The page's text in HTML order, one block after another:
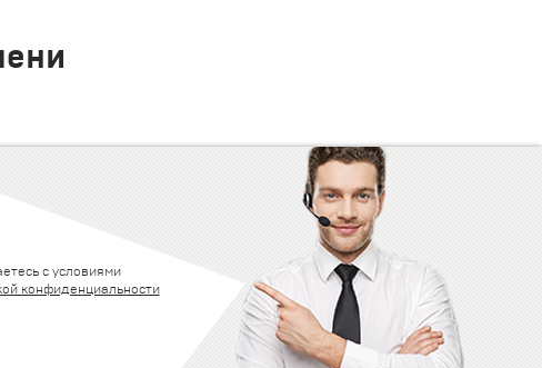
с условиями
конфиденциальности